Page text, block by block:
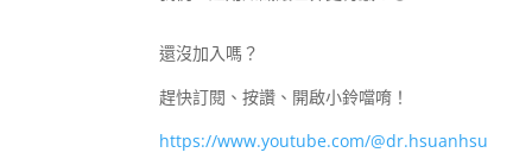
還沒加入嗎？
趕快訂閱、按讚、開啟小鈴噹唷！
https://www.youtube.com/@dr.hsuanhsu